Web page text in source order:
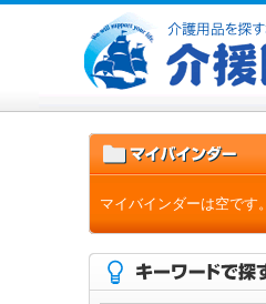
マイバインダーは空です。